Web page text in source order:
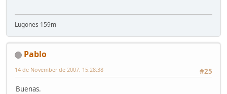
Lugones 159m
Pablo
#25
14 de November de 2007, 15:28:38
Buenas.